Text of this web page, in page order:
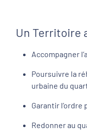
Un Territoire
Accompagner
Poursuivre la
urbaine du
Garantir l’ordre
Redonner au